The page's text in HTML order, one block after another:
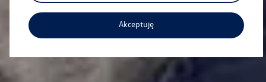
Akceptuję